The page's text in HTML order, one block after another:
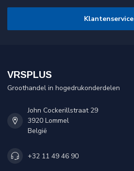
Klantenservice
VRSPLUS
Groothandel in hogedrukonderdelen
John Cockerillstraat 29
3920 Lommel
België
+32 11 49 46 90